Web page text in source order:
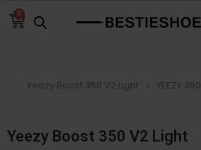
0
YEEZY 350
Yeezy Boost 350 V2 Light
Yeezy Boost 350 V2 Light